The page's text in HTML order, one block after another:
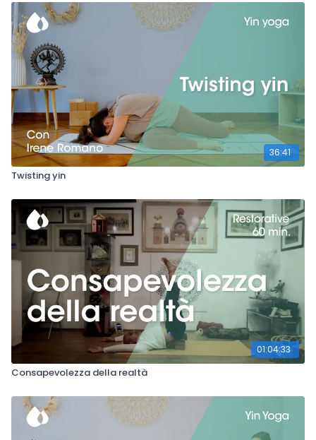
attrezzatura: mattoncino, bolster (o uno/due cuscini)
focus: calmare il sistema nervoso
livello:
36:41
Twisting yin
01:04:33
Consapevolezza della realtà